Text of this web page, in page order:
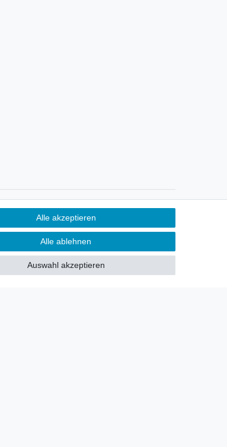
Sie möchten über neu eingetroffene
Lagerware oder Neuheiten
allgemein informiert werden?
Alle akzeptieren
Alle ablehnen
Auswahl akzeptieren